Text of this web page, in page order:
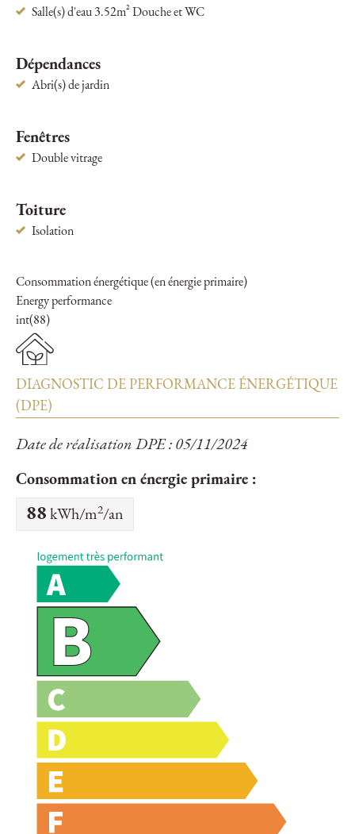
Salle(s) d'eau 3.52m² Douche et WC
Dépendances
Abri(s) de jardin
Fenêtres
Double vitrage
Toiture
Isolation
Consommation énergétique (en énergie primaire)
Energy performance
int(88)
DIAGNOSTIC DE PERFORMANCE ÉNERGÉTIQUE
(DPE)
Date de réalisation DPE : 05/11/2024
Consommation en énergie primaire :
88 kWh/m2/an